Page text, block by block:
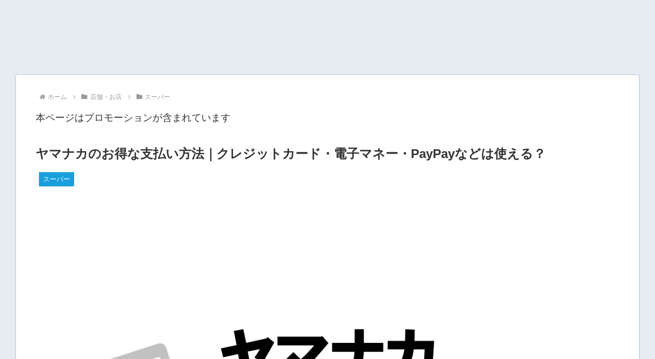
ホーム 店舗・お店 スーパー
本ページはプロモーションが含まれています
ヤマナカのお得な支払い方法｜クレジットカード・電子マネー・PayPayなどは使える？
スーパー